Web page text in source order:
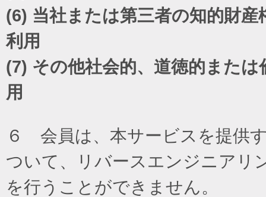
(6) 当社または第三者の知的財
利用
(7) その他社会的、道徳的また
用
６ 会員は、本サービスを提供
ついて、リバースエンジニアリ
を行うことができません。